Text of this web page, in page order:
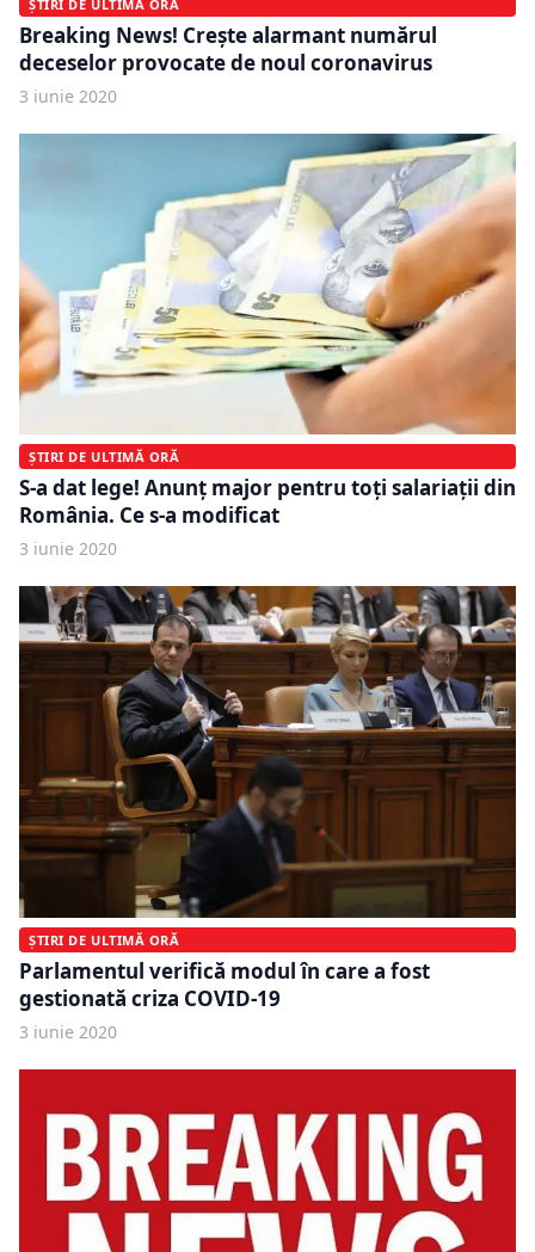
ȘTIRI DE ULTIMĂ ORĂ
Breaking News! Creşte alarmant numărul
deceselor provocate de noul coronavirus
3 iunie 2020
ȘTIRI DE ULTIMĂ ORĂ
S-a dat lege! Anunț major pentru toți salariații din
România. Ce s-a modificat
3 iunie 2020
ȘTIRI DE ULTIMĂ ORĂ
Parlamentul verifică modul în care a fost
gestionată criza COVID-19
3 iunie 2020